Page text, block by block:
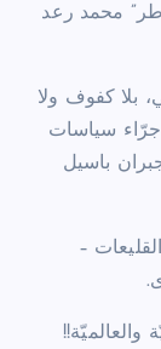
“خاطر” محمد رعد
بلا كفوف ولا
سياسات
باسيل
–
والعالميّة!!